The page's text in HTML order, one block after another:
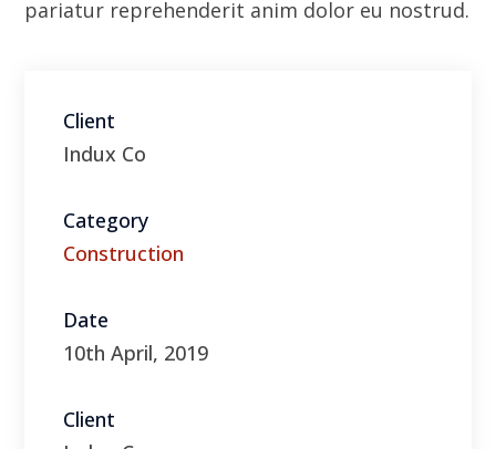
Construction
10th April, 2019
Indux Co
Visit Website